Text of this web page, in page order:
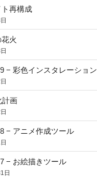
再構成
火
− 彩色インスタレーション
計画
− アニメ作成ツール
− お絵描きツール
日